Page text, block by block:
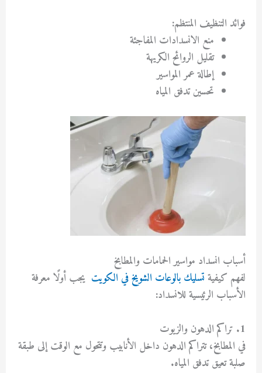
فوائد التنظيف المنتظم:
منع الانسدادات المفاجئة
تقليل الروائح الكريهة
إطالة عمر المواسير
تحسين تدفق المياه
أسباب انسداد مواسير الحمامات والمطابخ
لفهم كيفيةتسليك بالوعات الشويخ في الكويت يجب أولًا معرفة
الأسباب الرئيسية للانسداد:
1. تراكم الدهون والزيوت
في المطابخ، تتراكم الدهون داخل الأنابيب وتتحول مع الوقت إلى طبقة
صلبة تعيق تدفق المياه.